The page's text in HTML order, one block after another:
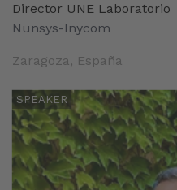
Director UNE Laboratorio
Nunsys-Inycom
Zaragoza, España
SPEAKER